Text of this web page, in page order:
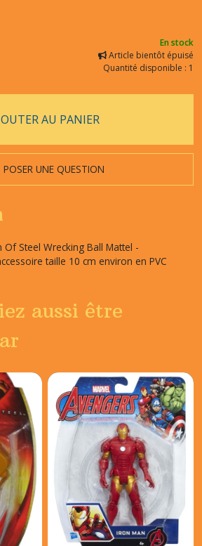
En stock
Article bientôt épuisé
Quantité disponible : 1
AU PANIER
UNE QUESTION
Steel Wrecking Ball Mattel -
taille 10 cm environ en PVC
aussi être